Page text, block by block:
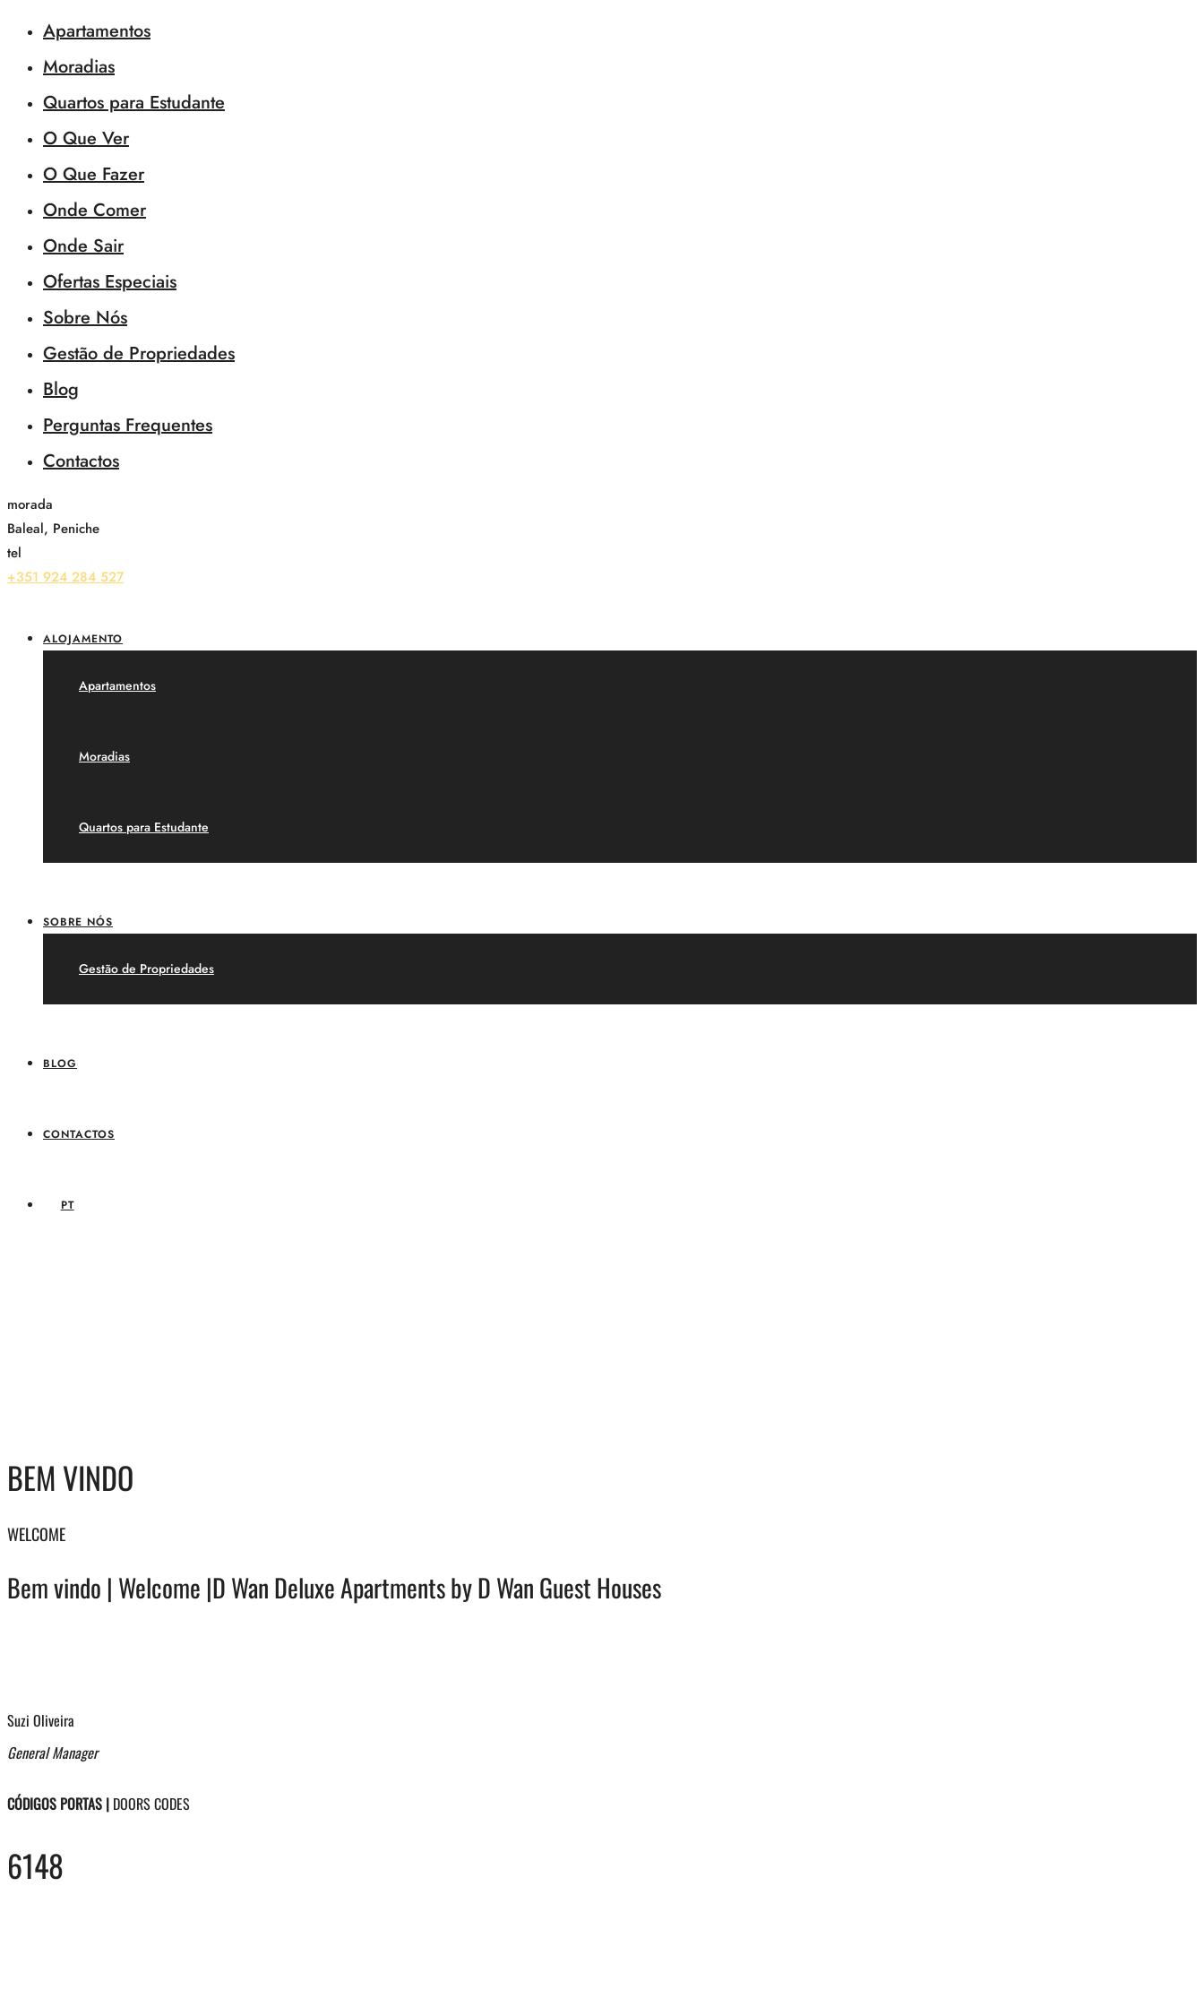
Apartamentos
Moradias
Quartos para Estudante
O Que Ver
O Que Fazer
Onde Comer
Onde Sair
Ofertas Especiais
Sobre Nós
Gestão de Propriedades
Blog
Perguntas Frequentes
Contactos
morada
Baleal, Peniche
tel
+351 924 284 527
ALOJAMENTO
Apartamentos
Moradias
Quartos para Estudante
SOBRE NÓS
Gestão de Propriedades
BLOG
CONTACTOS
PT
BEM VINDO
WELCOME
Bem vindo | Welcome |D Wan Deluxe Apartments by D Wan Guest Houses
Suzi Oliveira
General Manager
CÓDIGOS PORTAS | DOORS CODES
6148